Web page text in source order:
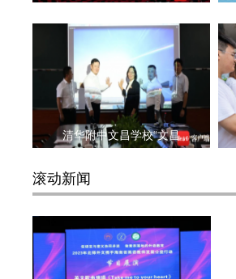
清华附中文昌学校“文昌
滚动新闻